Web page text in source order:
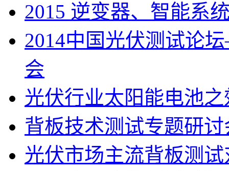
2015 逆变器、智能系
2014中国光伏测试论
会
光伏行业太阳能电池之
背板技术测试专题研讨
光伏市场主流背板测